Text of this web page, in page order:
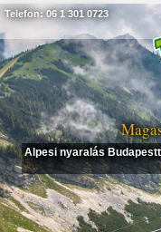
Alpesi nyaralás
Telefon: 06 1 301 0723